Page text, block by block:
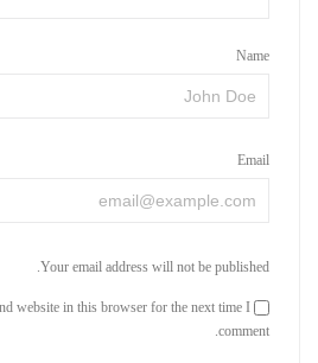
Name
Email
Your email address will not be published.
website in this browser for the next time I
comment.